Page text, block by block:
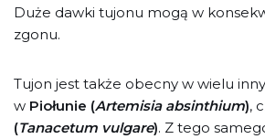
Duże dawki tujonu mogą w
zgonu.
Tujon jest także obecny w wielu
w Piołunie (Artemisia absinthium),
(Tanacetum vulgare). Z tego